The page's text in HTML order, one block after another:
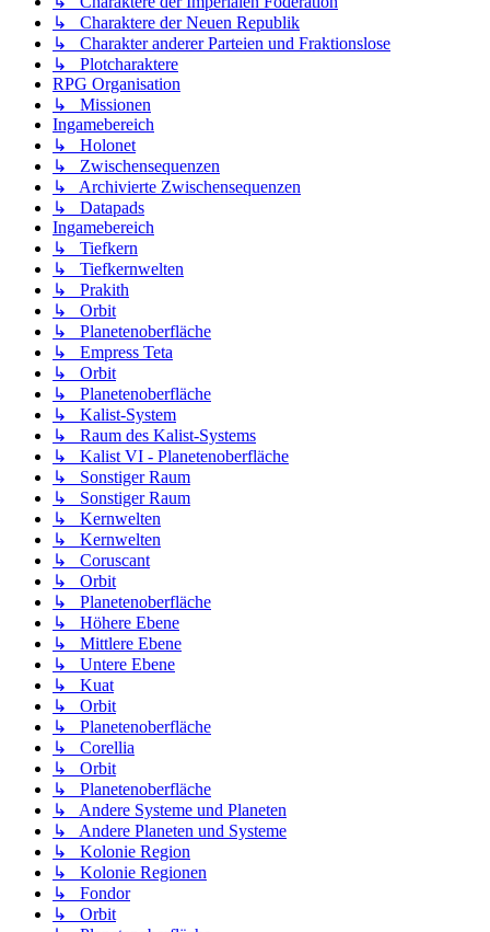
↳ Charaktere der Neuen Republik
↳ Charakter anderer Parteien und Fraktionslose
↳ Plotcharaktere
RPG Organisation
↳ Missionen
Ingamebereich
↳ Holonet
↳ Zwischensequenzen
↳ Archivierte Zwischensequenzen
↳ Datapads
Ingamebereich
↳ Tiefkern
↳ Tiefkernwelten
↳ Prakith
↳ Orbit
↳ Planetenoberfläche
↳ Empress Teta
↳ Orbit
↳ Planetenoberfläche
↳ Kalist-System
↳ Raum des Kalist-Systems
↳ Kalist VI - Planetenoberfläche
↳ Sonstiger Raum
↳ Sonstiger Raum
↳ Kernwelten
↳ Kernwelten
↳ Coruscant
↳ Orbit
↳ Planetenoberfläche
↳ Höhere Ebene
↳ Mittlere Ebene
↳ Untere Ebene
↳ Kuat
↳ Orbit
↳ Planetenoberfläche
↳ Corellia
↳ Orbit
↳ Planetenoberfläche
↳ Andere Systeme und Planeten
↳ Andere Planeten und Systeme
↳ Kolonie Region
↳ Kolonie Regionen
↳ Fondor
↳ Orbit